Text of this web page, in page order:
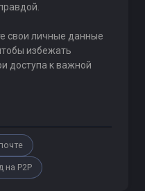
свои личные данные
избежать
доступа к важной
на P2P